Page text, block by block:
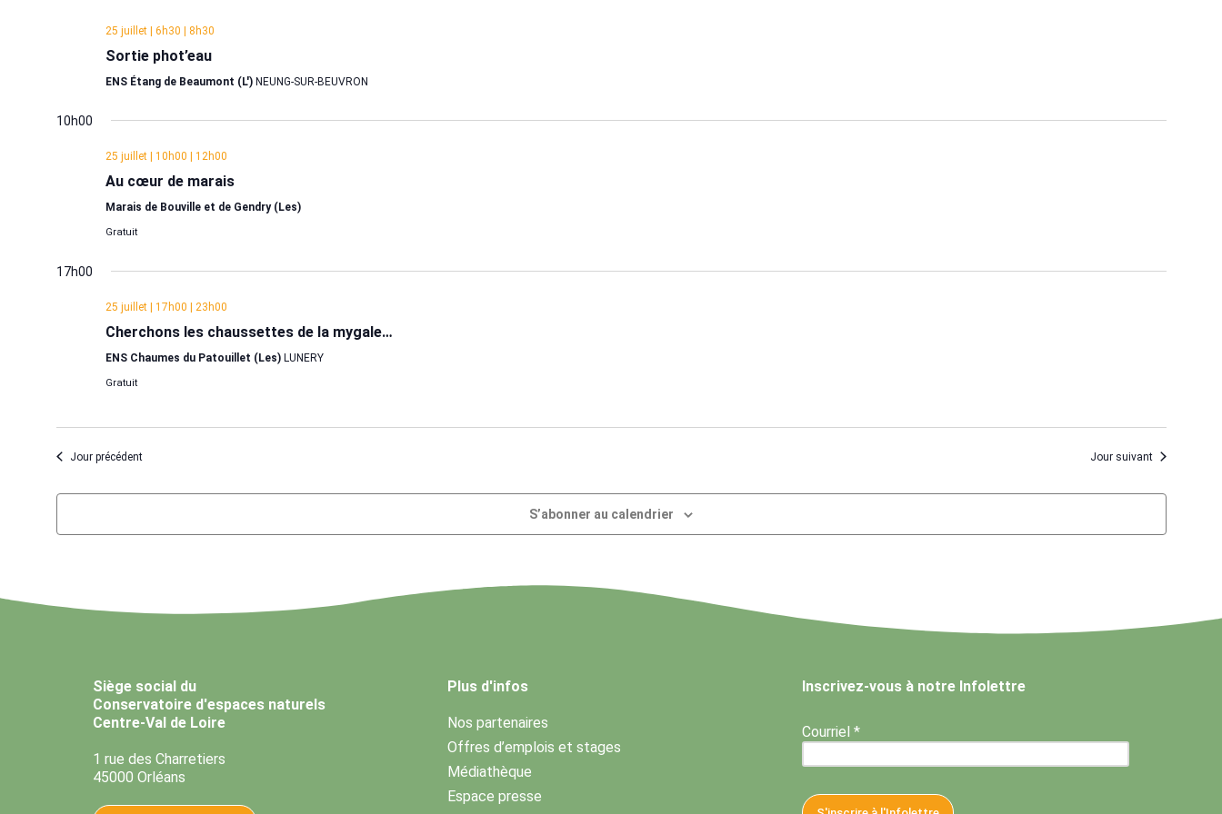
25 juillet | 6h30 | 8h30
Sortie phot’eau
ENS Étang de Beaumont (L') NEUNG-SUR-BEUVRON
10h00
25 juillet | 10h00 | 12h00
Au cœur de marais
Marais de Bouville et de Gendry (Les)
Gratuit
17h00
25 juillet | 17h00 | 23h00
Cherchons les chaussettes de la mygale…
ENS Chaumes du Patouillet (Les) LUNERY
Gratuit
Jour précédent Jour suivant
S’abonner au calendrier
Siège social du
Conservatoire d'espaces naturels
Centre-Val de Loire
1 rue des Charretiers
45000 Orléans
Plus d'infos
Nos partenaires
Offres d’emplois et stages
Médiathèque
Espace presse
Inscrivez-vous à notre Infolettre
Courriel *